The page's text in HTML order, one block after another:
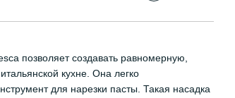
позволяет создавать равномерную,
кухне. Она легко
для нарезки пасты. Такая насадка